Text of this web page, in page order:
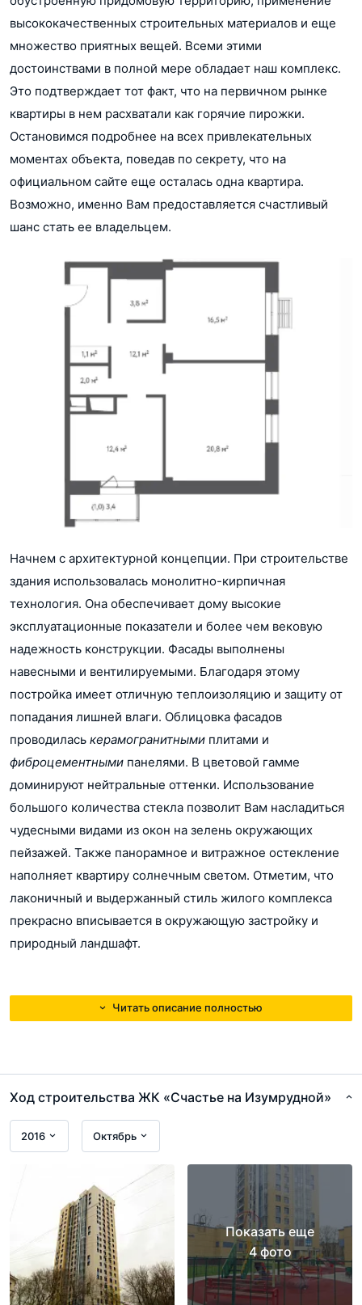
высококачественных строительных материалов и еще
множество приятных вещей. Всеми этими
достоинствами в полной мере обладает наш комплекс.
Это подтверждает тот факт, что на первичном рынке
квартиры в нем расхватали как горячие пирожки.
Остановимся подробнее на всех привлекательных
моментах объекта, поведав по секрету, что на
официальном сайте еще осталась одна квартира.
Возможно, именно Вам предоставляется счастливый
шанс стать ее владельцем.
Начнем с архитектурной концепции. При строительстве
здания использовалась монолитно-кирпичная
технология. Она обеспечивает дому высокие
эксплуатационные показатели и более чем вековую
надежность конструкции. Фасады выполнены
навесными и вентилируемыми. Благодаря этому
постройка имеет отличную теплоизоляцию и защиту от
попадания лишней влаги. Облицовка фасадов
проводилась керамогранитными плитами и
фиброцементными панелями. В цветовой гамме
доминируют нейтральные оттенки. Использование
большого количества стекла позволит Вам насладиться
чудесными видами из окон на зелень окружающих
пейзажей. Также панорамное и витражное остекление
наполняет квартиру солнечным светом. Отметим, что
лаконичный и выдержанный стиль жилого комплекса
прекрасно вписывается в окружающую застройку и
природный ландшафт.
входных группах
создана уютная и комфортная
атмосфера. Дизайн общественных зон отличается
использованием теплых и светлых тонов в гармоничном
Читать описание полностью
Ход строительства ЖК «Счастье на Изумрудной»
2016 Октябрь
Показать еще
4 фото